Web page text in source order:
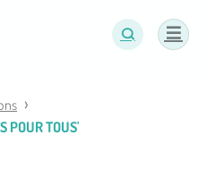
POUR TOUS'